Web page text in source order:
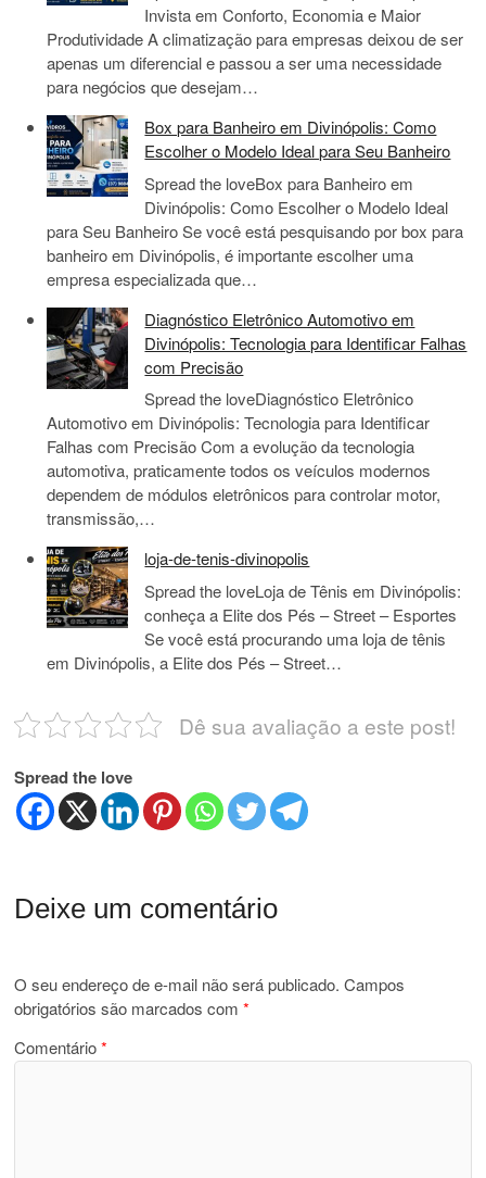
Invista em Conforto, Economia e Maior
Produtividade A climatização para empresas deixou de ser
apenas um diferencial e passou a ser uma necessidade
para negócios que desejam…
Box para Banheiro em Divinópolis: Como
Escolher o Modelo Ideal para Seu Banheiro
Spread the loveBox para Banheiro em
Divinópolis: Como Escolher o Modelo Ideal
para Seu Banheiro Se você está pesquisando por box para
banheiro em Divinópolis, é importante escolher uma
empresa especializada que…
Diagnóstico Eletrônico Automotivo em
Divinópolis: Tecnologia para Identificar Falhas
com Precisão
Spread the loveDiagnóstico Eletrônico
Automotivo em Divinópolis: Tecnologia para Identificar
Falhas com Precisão Com a evolução da tecnologia
automotiva, praticamente todos os veículos modernos
dependem de módulos eletrônicos para controlar motor,
transmissão,…
loja-de-tenis-divinopolis
Spread the loveLoja de Tênis em Divinópolis:
conheça a Elite dos Pés – Street – Esportes
Se você está procurando uma loja de tênis
em Divinópolis, a Elite dos Pés – Street…
Dê sua avaliação a este post!
Spread the love
Deixe um comentário
O seu endereço de e-mail não será publicado. Campos
obrigatórios são marcados com*
Comentário*